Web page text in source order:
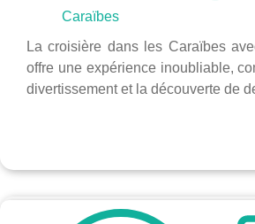
Caraïbes
La croisière dans les Caraïbes
offre une expérience inoubliable,
divertissement et la découverte de